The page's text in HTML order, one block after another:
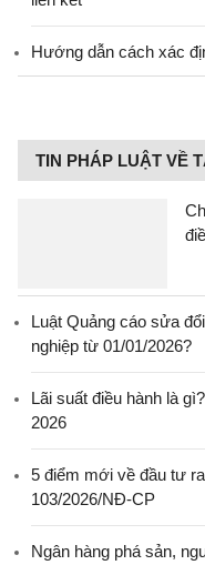
Hướng dẫn cách xác
TIN PHÁP LUẬT VỀ
Luật Quảng cáo sửa
nghiệp từ 01/01/2026?
Lãi suất điều hành là
2026
5 điểm mới về đầu tư
103/2026/NĐ-CP
Ngân hàng phá sản,